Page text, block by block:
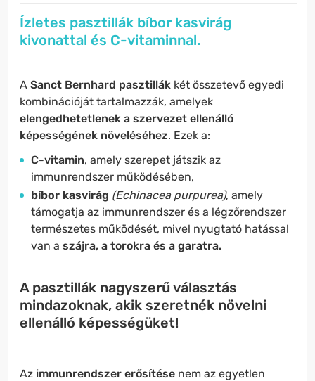
Ízletes pasztillák bíbor kasvirág
kivonattal és C-vitaminnal.
A Sanct Bernhard pasztillák két összetevő egyedi
kombinációját tartalmazzák, amelyek
elengedhetetlenek a szervezet ellenálló
képességének növeléséhez. Ezek a:
C-vitamin, amely szerepet játszik az
immunrendszer működésében,
bíbor kasvirág (Echinacea purpurea), amely
támogatja az immunrendszer és a légzőrendszer
természetes működését, mivel nyugtató hatással
van a szájra, a torokra és a garatra.​
A pasztillák nagyszerű választás
mindazoknak, akik szeretnék növelni
ellenálló képességüket!
Az immunrendszer erősítése nem az egyetlen